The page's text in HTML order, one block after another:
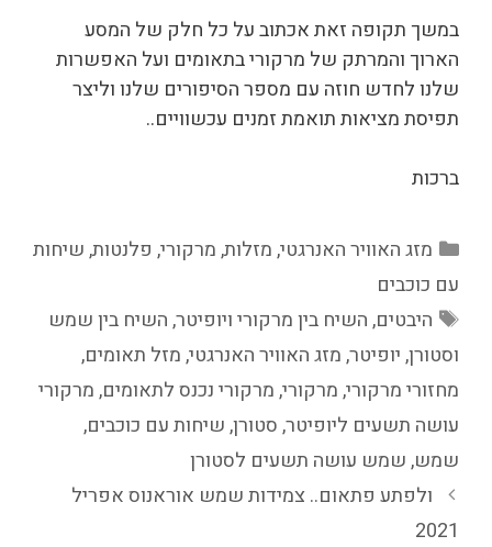
במשך תקופה זאת אכתוב על כל חלק של המסע
הארוך והמרתק של מרקורי בתאומים ועל האפשרות
שלנו לחדש חוזה עם מספר הסיפורים שלנו וליצר
תפיסת מציאות תואמת זמנים עכשוויים..
ברכות
קטגוריות
מזג האוויר האנרגטי,מזלות,מרקורי, פלנטות,שיחות
עם כוכבים
תגיות
היבטים,השיח בין מרקורי ויופיטר,השיח בין שמש
וסטורן,יופיטר,מזג האוויר האנרגטי,מזל תאומים,
מחזורי מרקורי,מרקורי,מרקורי נכנס לתאומים,מרקורי
עושה תשעים ליופיטר,סטורן,שיחות עם כוכבים,
שמש,שמש עושה תשעים לסטורן
ולפתע פתאום.. צמידות שמש אוראנוס אפריל
2021